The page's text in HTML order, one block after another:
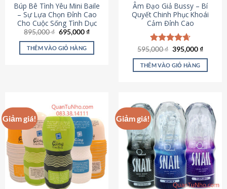
chọn
trên
trang
sản
phẩm
Búp Bê Tình Yêu Mini Baile
– Sự Lựa Chọn Đỉnh Cao
Cho Cuộc Sống Tình Dục
895,000₫ Giá
là:
895,000 ₫.
695,000₫Giá
tại
THÊM VÀO GIỎ HÀNG
Âm Đạo Giả Bussy – Bí
Quyết Chinh Phục Khoái
Cảm Đỉnh Cao
Được xếp
hạng4.64
5 sao
595,000₫ Giá
là:
595,000 ₫.
395,000₫Giá
tại
THÊM VÀO GIỎ HÀNG
Giảm giá! Giảm giá!